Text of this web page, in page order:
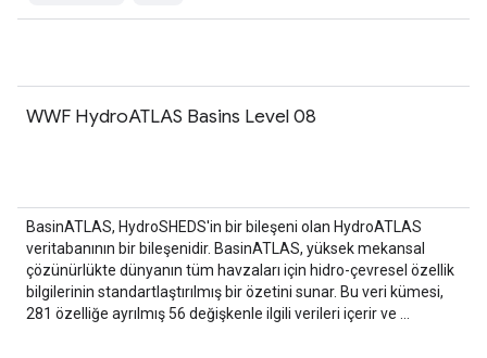
WWF HydroATLAS Basins Level 08
BasinATLAS, HydroSHEDS'in bir bileşeni olan HydroATLAS
veritabanının bir bileşenidir. BasinATLAS, yüksek mekansal
çözünürlükte dünyanın tüm havzaları için hidro-çevresel özellik
bilgilerinin standartlaştırılmış bir özetini sunar. Bu veri kümesi,
281 özelliğe ayrılmış 56 değişkenle ilgili verileri içerir ve …